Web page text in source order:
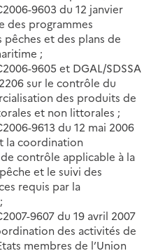
9603 du 12 janvier
des programmes
et des plans de
;
9605 et DGAL/SDSSA
sur le contrôle du
des produits de
et non littorales ;
9613 du 12 mai 2006
la coordination
contrôle applicable à la
et le suivi des
requis par la
9607 du 19 avril 2007
des activités de
membres de l’Union